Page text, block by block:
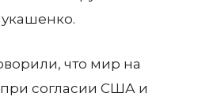
что мир на
согласии США и